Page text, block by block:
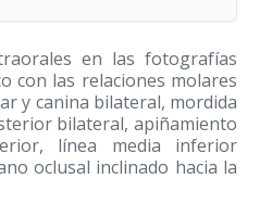
en las fotografías
con las relaciones molares
y canina bilateral, mordida
bilateral, apiñamiento
línea media inferior
oclusal inclinado hacia la